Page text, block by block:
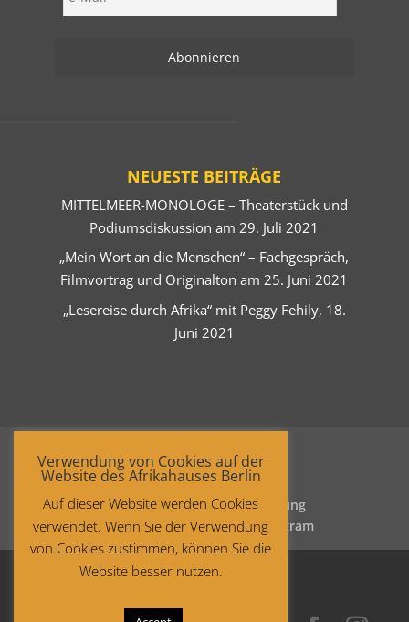
NEUESTE BEITRÄGE
MITTELMEER-MONOLOGE – Theaterstück und
Podiumsdiskussion am 29. Juli 2021
„Mein Wort an die Menschen“ – Fachgespräch,
Filmvortrag und Originalton am 25. Juni 2021
„Lesereise durch Afrika“ mit Peggy Fehily, 18.
Juni 2021
Startseite
Datenschutzerklärung
Impressum
Facebook Instagram
Verwendung von Cookies auf der
Website des Afrikahauses Berlin
Auf dieser Website werden Cookies
verwendet. Wenn Sie der Verwendung
von Cookies zustimmen, können Sie die
Website besser nutzen.